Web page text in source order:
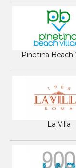
Pinetina Beach
La Villa